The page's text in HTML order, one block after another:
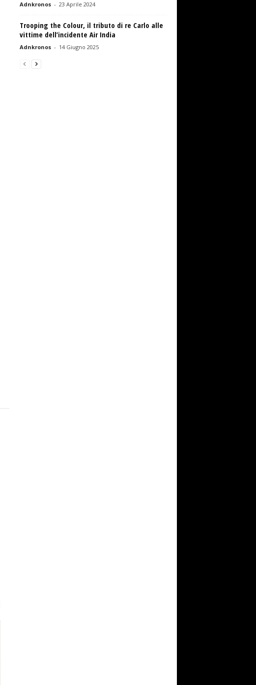
Adnkronos - 23 Aprile 2024
Trooping the Colour, il tributo di re Carlo alle
vittime dell’incidente Air India
Adnkronos - 14 Giugno 2025